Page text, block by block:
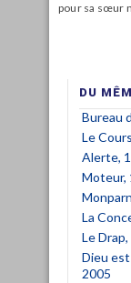
pour sa sœur
DU
Bureau
Le
Alerte,
Moteur,
La
Le
Dieu
2005